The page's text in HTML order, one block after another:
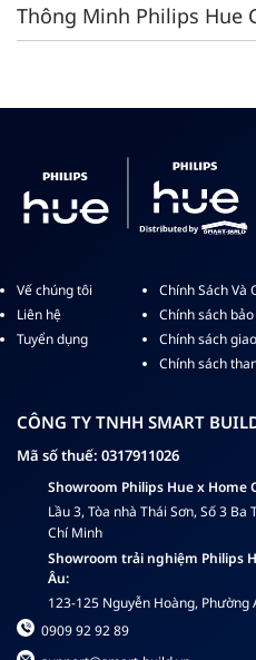
Thông Minh Philips Hue
Vế chúng tôi
Liên hệ
Tuyển dụng
Chính Sách Và
Chính sách
Chính sách
Chính sách
CÔNG TY TNHH SMART
Mã số thuế: 0317911026
Showroom Philips Hue x Home
Lầu 3, Tòa nhà Thái Sơn, Số 3
Chí Minh
Showroom trải nghiệm Philips
Âu:
123-125 Nguyễn Hoàng, Phường
0909 92 92 89